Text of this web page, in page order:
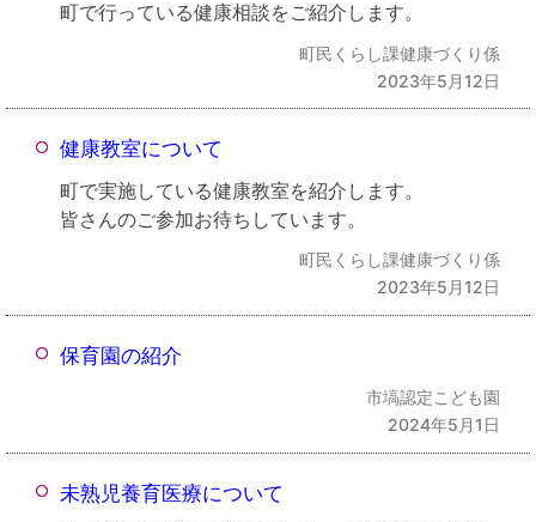
町で行っている健康相談をご紹介します。
町民くらし課健康づくり係
2023年5月12日
健康教室について
町で実施している健康教室を紹介します。
皆さんのご参加お待ちしています。
町民くらし課健康づくり係
2023年5月12日
保育園の紹介
市塙認定こども園
2024年5月1日
未熟児養育医療について